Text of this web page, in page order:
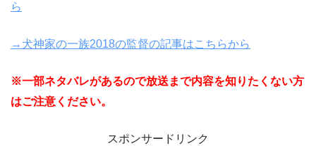
ら
→犬神家の一族2018の監督の記事はこちらから
※一部ネタバレがあるので放送まで内容を知りたくない方
はご注意ください。
スポンサードリンク